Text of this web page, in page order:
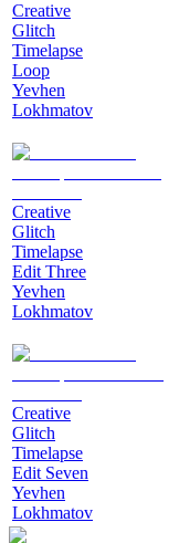
Creative
Glitch
Timelapse
Loop
Yevhen
Lokhmatov
Creative
Glitch
Timelapse
Edit Three
Yevhen
Lokhmatov
Creative
Glitch
Timelapse
Edit Seven
Yevhen
Lokhmatov